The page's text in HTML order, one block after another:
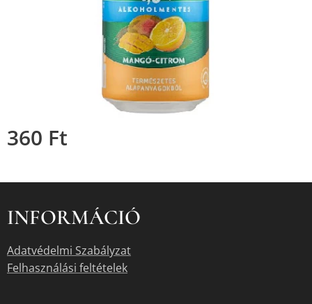
360 Ft
INFORMÁCIÓ
Adatvédelmi Szabályzat
Felhasználási feltételek